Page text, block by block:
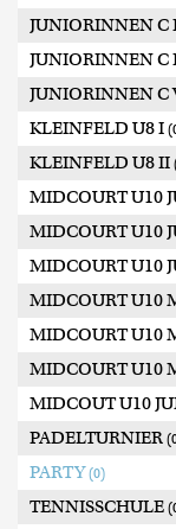
JUNIORINNEN C
JUNIORINNEN C
JUNIORINNEN C
KLEINFELD U8 I
KLEINFELD U8 II
MIDCOURT U10
MIDCOURT U10
MIDCOURT U10
MIDCOURT U10
MIDCOURT U10
MIDCOURT U10
MIDCOUT U10
PADELTURNIER
PARTY(0)
TENNISSCHULE